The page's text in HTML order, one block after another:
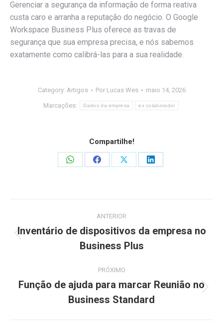
Gerenciar a segurança da informação de forma reativa
custa caro e arranha a reputação do negócio. O Google
Workspace Business Plus oferece as travas de
segurança que sua empresa precisa, e nós sabemos
exatamente como calibrá-las para a sua realidade.
Category: Artigos Por Lucas Wes maio 14, 2026
Marcações: Dados da empresa ex colaborador
Compartilhe!
Share
Share
Share
Share
de
ANTERIOR
anterior:
Inventário de dispositivos da empresa no
Business Plus
PRÓXIMO
post:
Função de ajuda para marcar Reunião no
Business Standard